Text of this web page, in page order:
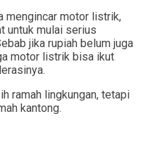
mengincar motor listrik,
untuk mulai serius
jika rupiah belum juga
motor listrik bisa ikut
ramah lingkungan, tetapi
kantong.